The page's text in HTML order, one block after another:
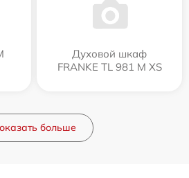
Духовой шкаф
FRANKE TL 981 M XS
больше